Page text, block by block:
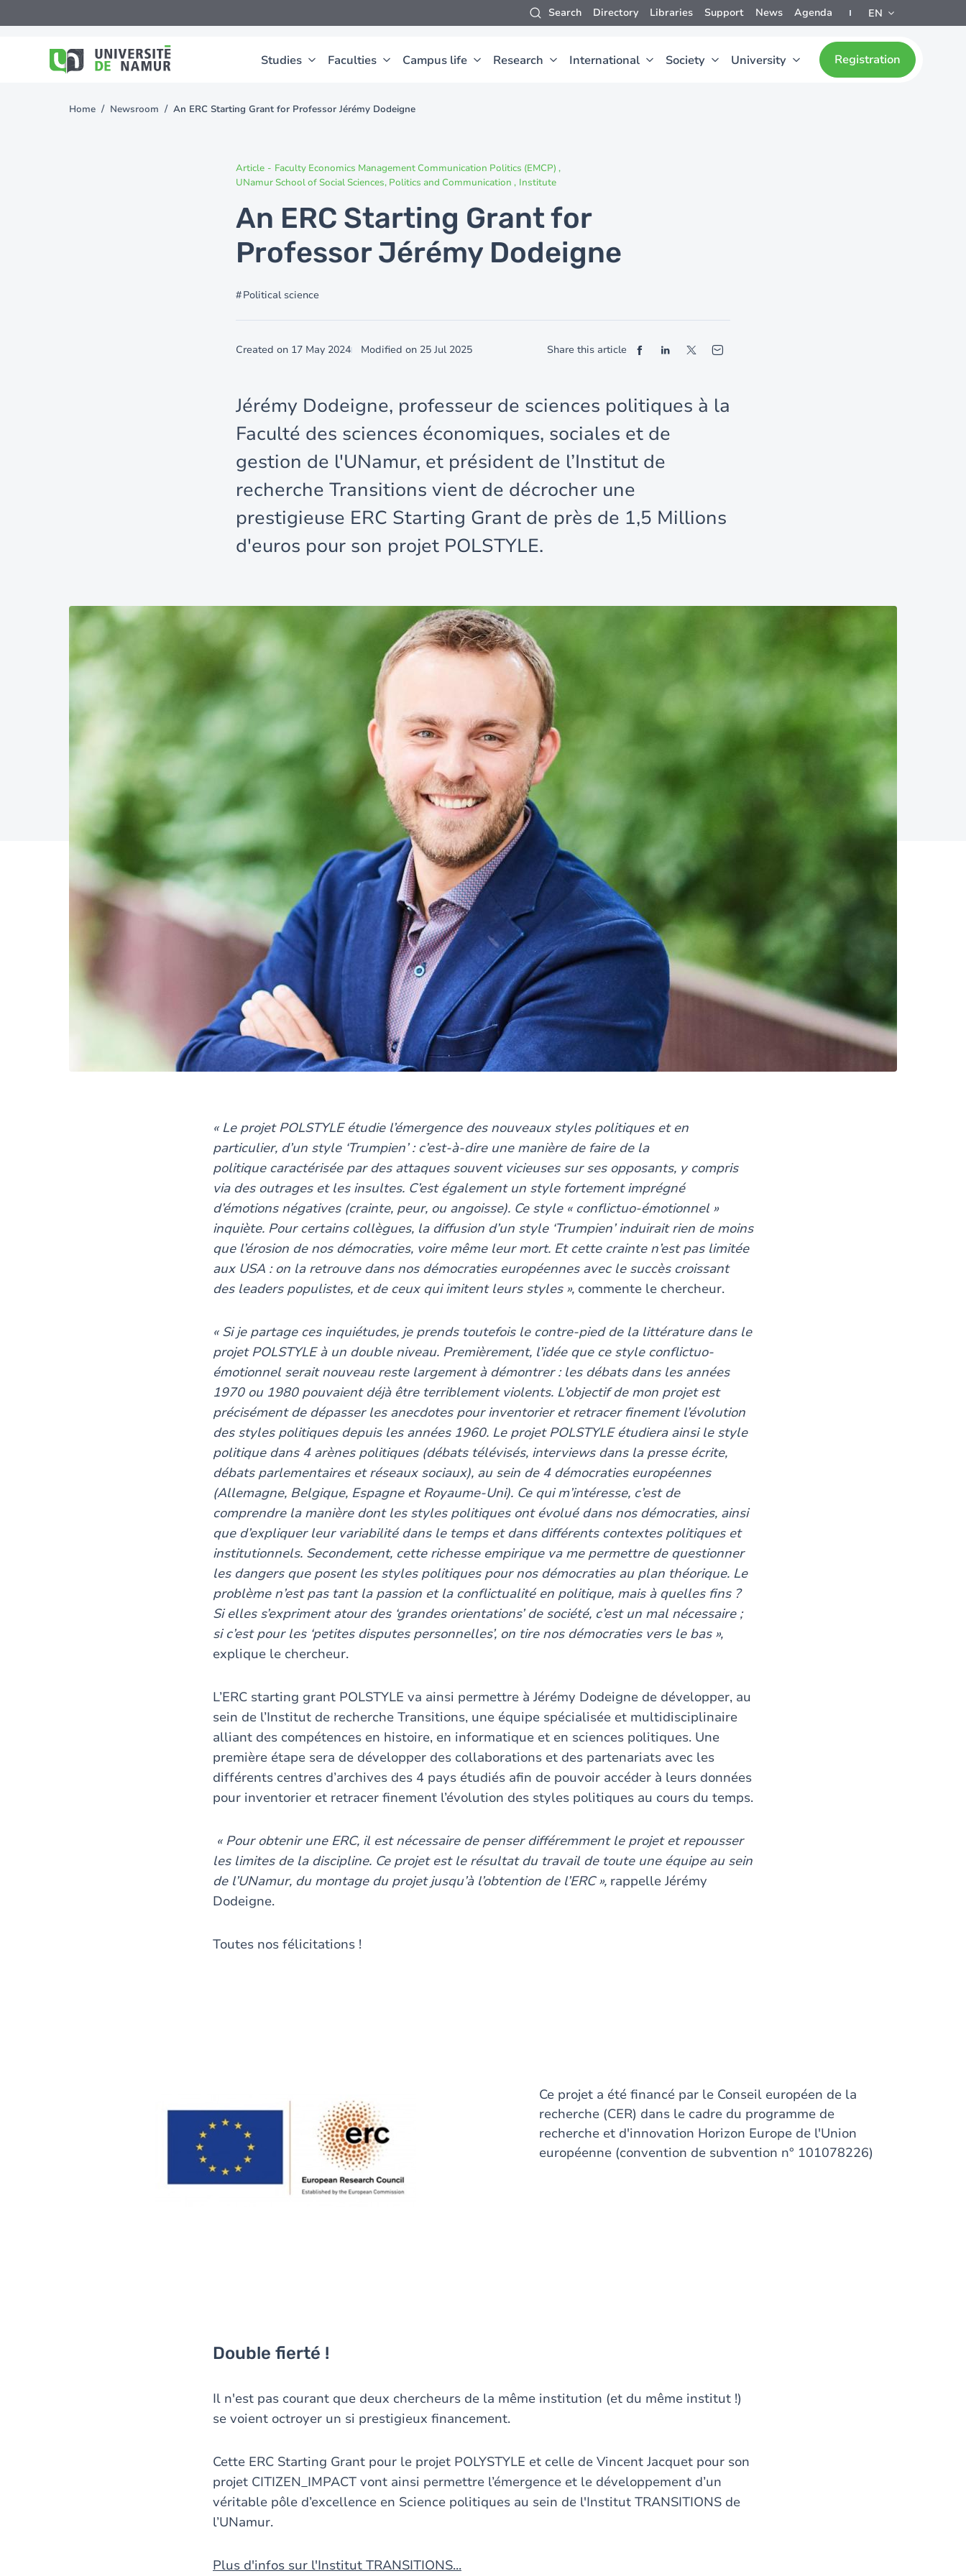
Search Directory Libraries Support News Agenda EN
Studies Faculties Campus life Research International Society University Registration
to
You
Home Newsroom An ERC Starting Grant for Professor Jérémy Dodeigne
Article - Faculty Economics Management Communication Politics (EMCP)
UNamur School of Social Sciences, Politics and Communication
Institute
An ERC Starting Grant for
Professor Jérémy Dodeigne
Political science
Created on 17 May 2024 Modified on 25 Jul 2025 Share this article
Jérémy Dodeigne, professeur de sciences politiques à la
Faculté des sciences économiques, sociales et de
gestion de l'UNamur, et président de l’Institut de
recherche Transitions vient de décrocher une
prestigieuse ERC Starting Grant de près de 1,5 Millions
d'euros pour son projet POLSTYLE.
« Le projet POLSTYLE étudie l’émergence des nouveaux styles politiques et en
particulier, d’un style ‘Trumpien’ : c’est-à-dire une manière de faire de la
politique caractérisée par des attaques souvent vicieuses sur ses opposants, y compris
via des outrages et les insultes. C’est également un style fortement imprégné
d’émotions négatives (crainte, peur, ou angoisse). Ce style « conflictuo-émotionnel »
inquiète. Pour certains collègues, la diffusion d’un style ‘Trumpien’ induirait rien de moins
que l’érosion de nos démocraties, voire même leur mort. Et cette crainte n’est pas limitée
aux USA : on la retrouve dans nos démocraties européennes avec le succès croissant
des leaders populistes, et de ceux qui imitent leurs styles », commente le chercheur.
« Si je partage ces inquiétudes, je prends toutefois le contre-pied de la littérature dans le
projet POLSTYLE à un double niveau. Premièrement, l’idée que ce style conflictuo-
émotionnel serait nouveau reste largement à démontrer : les débats dans les années
1970 ou 1980 pouvaient déjà être terriblement violents. L’objectif de mon projet est
précisément de dépasser les anecdotes pour inventorier et retracer finement l’évolution
des styles politiques depuis les années 1960. Le projet POLSTYLE étudiera ainsi le style
politique dans 4 arènes politiques (débats télévisés, interviews dans la presse écrite,
débats parlementaires et réseaux sociaux), au sein de 4 démocraties européennes
(Allemagne, Belgique, Espagne et Royaume-Uni). Ce qui m’intéresse, c’est de
comprendre la manière dont les styles politiques ont évolué dans nos démocraties, ainsi
que d’expliquer leur variabilité dans le temps et dans différents contextes politiques et
institutionnels. Secondement, cette richesse empirique va me permettre de questionner
les dangers que posent les styles politiques pour nos démocraties au plan théorique. Le
problème n’est pas tant la passion et la conflictualité en politique, mais à quelles fins ?
Si elles s’expriment atour des ‘grandes orientations’ de société, c’est un mal nécessaire ;
si c’est pour les ‘petites disputes personnelles’, on tire nos démocraties vers le bas »,
explique le chercheur.
L’ERC starting grant POLSTYLE va ainsi permettre à Jérémy Dodeigne de développer, au
sein de l’Institut de recherche Transitions, une équipe spécialisée et multidisciplinaire
alliant des compétences en histoire, en informatique et en sciences politiques. Une
première étape sera de développer des collaborations et des partenariats avec les
différents centres d’archives des 4 pays étudiés afin de pouvoir accéder à leurs données
pour inventorier et retracer finement l’évolution des styles politiques au cours du temps.
« Pour obtenir une ERC, il est nécessaire de penser différemment le projet et repousser
les limites de la discipline. Ce projet est le résultat du travail de toute une équipe au sein
de l’UNamur, du montage du projet jusqu’à l’obtention de l’ERC », rappelle Jérémy
Dodeigne.
Toutes nos félicitations !
Ce projet a été financé par le Conseil européen de la
recherche (CER) dans le cadre du programme de
recherche et d'innovation Horizon Europe de l'Union
européenne (convention de subvention n° 101078226)
Double fierté !
Il n'est pas courant que deux chercheurs de la même institution (et du même institut !)
se voient octroyer un si prestigieux financement.
Cette ERC Starting Grant pour le projet POLYSTYLE et celle de Vincent Jacquet pour son
projet CITIZEN_IMPACT vont ainsi permettre l’émergence et le développement d’un
véritable pôle d’excellence en Science politiques au sein de l'Institut TRANSITIONS de
l’UNamur.
Plus d'infos sur l'Institut TRANSITIONS...